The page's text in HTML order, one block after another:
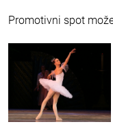
Promotivni spot